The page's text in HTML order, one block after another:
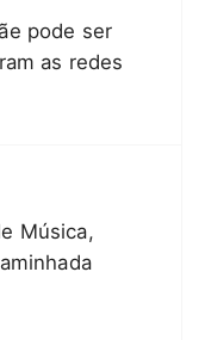
pode ser
as redes
Música,